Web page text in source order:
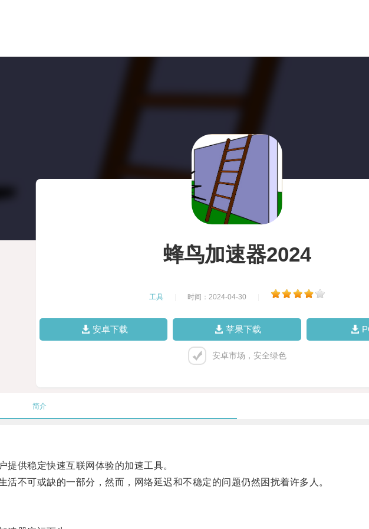
蜂鸟加速器2024
工具 时间：2024-04-30
安卓下载 苹果下载
安卓市场，安全绿色
简介
供稳定快速互联网体验的加速工具。
不可或缺的一部分，然而，网络延迟和不稳定的问题仍然困扰着许多人。